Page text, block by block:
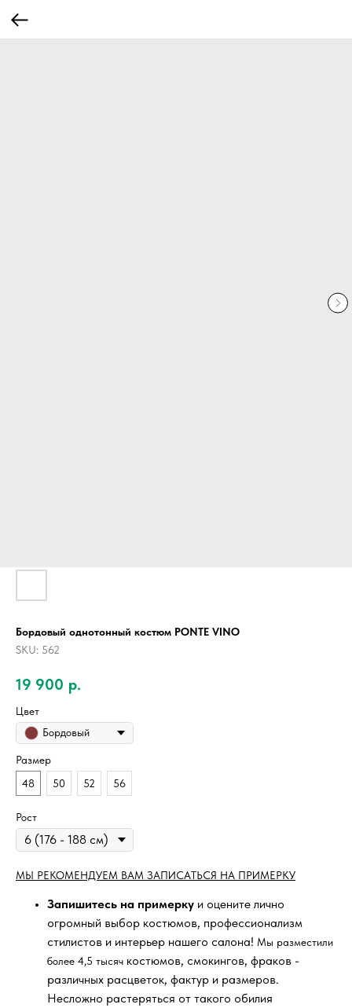
Бордовый однотонный костюм PONTE VINO
SKU: 562
19 900 р.
Цвет
Бордовый
Размер
48
50 52 56
Рост
МЫ РЕКОМЕНДУЕМ ВАМ ЗАПИСАТЬСЯ НА ПРИМЕРКУ
Запишитесь на примерку и оцените лично
огромный выбор костюмов, профессионализм
стилистов и интерьер нашего салона! Мы разместили
более 4,5 тысяч костюмов, смокингов, фраков -
различных расцветок, фактур и размеров.
Несложно растеряться от такого обилия